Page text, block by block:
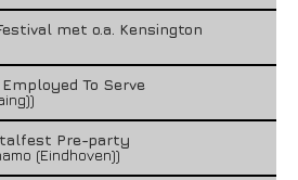
met o.a. Kensington
To Serve
Pre-party
(Eindhoven))